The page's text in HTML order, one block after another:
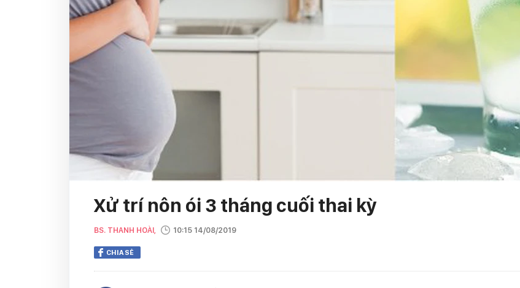
Xử trí nôn ói 3 tháng cuối thai kỳ
BS. THANH HOÀI, 10:15 14/08/2019
CHIA SẺ